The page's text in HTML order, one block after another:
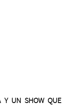
Y UN SHOW QUE